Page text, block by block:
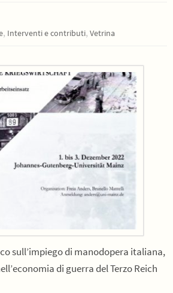
, Interventi e contributi,Vetrina
sull’impiego di manodopera italiana,
di guerra del Terzo Reich